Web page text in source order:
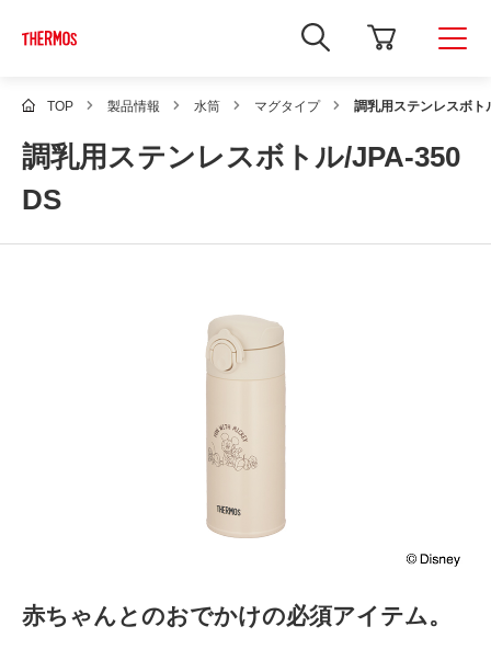
新
し
ィ
ン
ウ
で
ト
TOP 製品情報 水筒 マグタイプ 調乳用ステンレスボト
調乳用ステンレスボトル/JPA-350
DS
赤ちゃんとのおでかけの必須アイテム。